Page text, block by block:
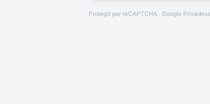
Protegit per reCAPTCHA · Google Privadesa